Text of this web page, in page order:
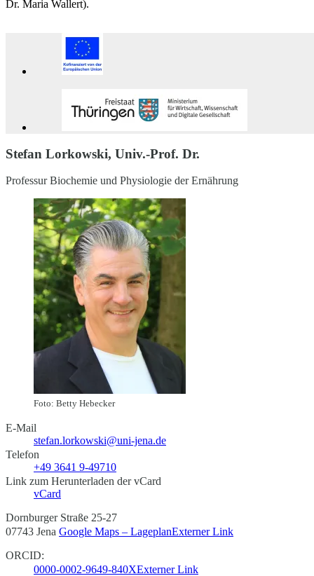
Dr. Maria Wallert).
Stefan Lorkowski, Univ.-Prof. Dr.
Professur Biochemie und Physiologie der Ernährung
Foto: Betty Hebecker
E-Mail
stefan.lorkowski@uni-jena.de
Telefon
+49 3641 9-49710
Link zum Herunterladen der vCard
vCard
Dornburger Straße 25-27
07743 Jena Google Maps – LageplanExterner Link
ORCID:
0000-0002-9649-840XExterner Link